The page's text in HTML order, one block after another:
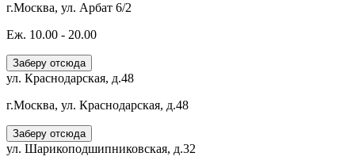
г.Москва, ул. Арбат 6/2
Еж. 10.00 - 20.00
Заберу отсюда
ул. Краснодарская, д.48
г.Москва, ул. Краснодарская, д.48
Заберу отсюда
ул. Шарикоподшипниковская, д.32